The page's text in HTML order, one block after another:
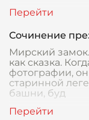
Сочинение
Мирский
как сказка.
фотографии,
старинной
башни, буд